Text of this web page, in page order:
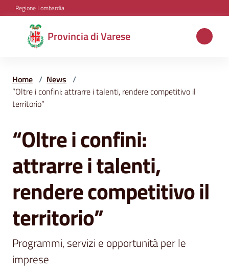
Vai al contenuto
Vai alla navigazione
Vai al footer
Regione Lombardia
Provincia di Varese
Provincia
di
Aree
Amministrazione
e
segnalazioni
News
Menu selezionato
Home / News /
“Oltre i confini: attrarre i talenti, rendere competitivo il
territorio”
Salta al contenuto
“Oltre i confini:
attrarre i talenti,
rendere competitivo il
territorio”
Programmi, servizi e opportunità per le
imprese